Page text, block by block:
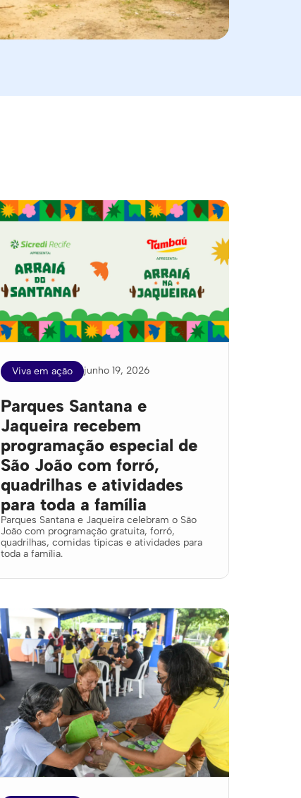
Viva em ação junho 19, 2026
Parques Santana e
Jaqueira recebem
programação especial de
São João com forró,
quadrilhas e atividades
para toda a família
Parques Santana e Jaqueira celebram o São
João com programação gratuita, forró,
quadrilhas, comidas típicas e atividades para
toda a família.